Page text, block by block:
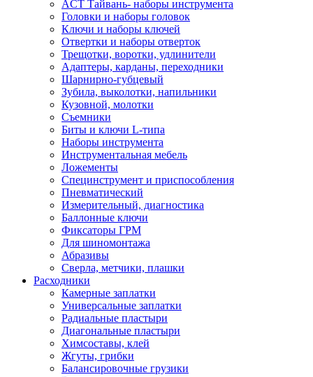
ACT Тайвань- наборы инструмента
Головки и наборы головок
Ключи и наборы ключей
Отвертки и наборы отверток
Трещотки, воротки, удлинители
Адаптеры, карданы, переходники
Шарнирно-губцевый
Зубила, выколотки, напильники
Кузовной, молотки
Съемники
Биты и ключи L-типа
Наборы инструмента
Инструментальная мебель
Ложементы
Специнструмент и приспособления
Пневматический
Измерительный, диагностика
Баллонные ключи
Фиксаторы ГРМ
Для шиномонтажа
Абразивы
Сверла, метчики, плашки
Расходники
Камерные заплатки
Универсальные заплатки
Радиальные пластыри
Диагональные пластыри
Химсоставы, клей
Жгуты, грибки
Балансировочные грузики